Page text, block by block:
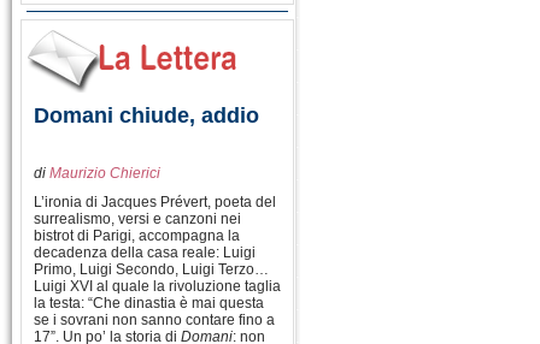
Domani chiude, addio
di Maurizio Chierici
L’ironia di Jacques Prévert, poeta del
surrealismo, versi e canzoni nei
bistrot di Parigi, accompagna la
decadenza della casa reale: Luigi
Primo, Luigi Secondo, Luigi Terzo…
Luigi XVI al quale la rivoluzione taglia
la testa: “Che dinastia è mai questa
se i sovrani non sanno contare fino a
17”. Un po’ la storia di Domani: non